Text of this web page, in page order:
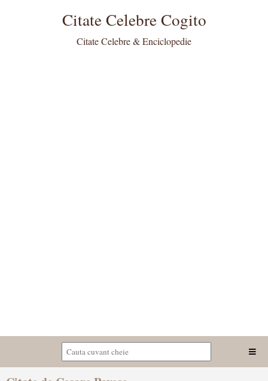
Citate Celebre Cogito
Citate Celebre & Enciclopedie